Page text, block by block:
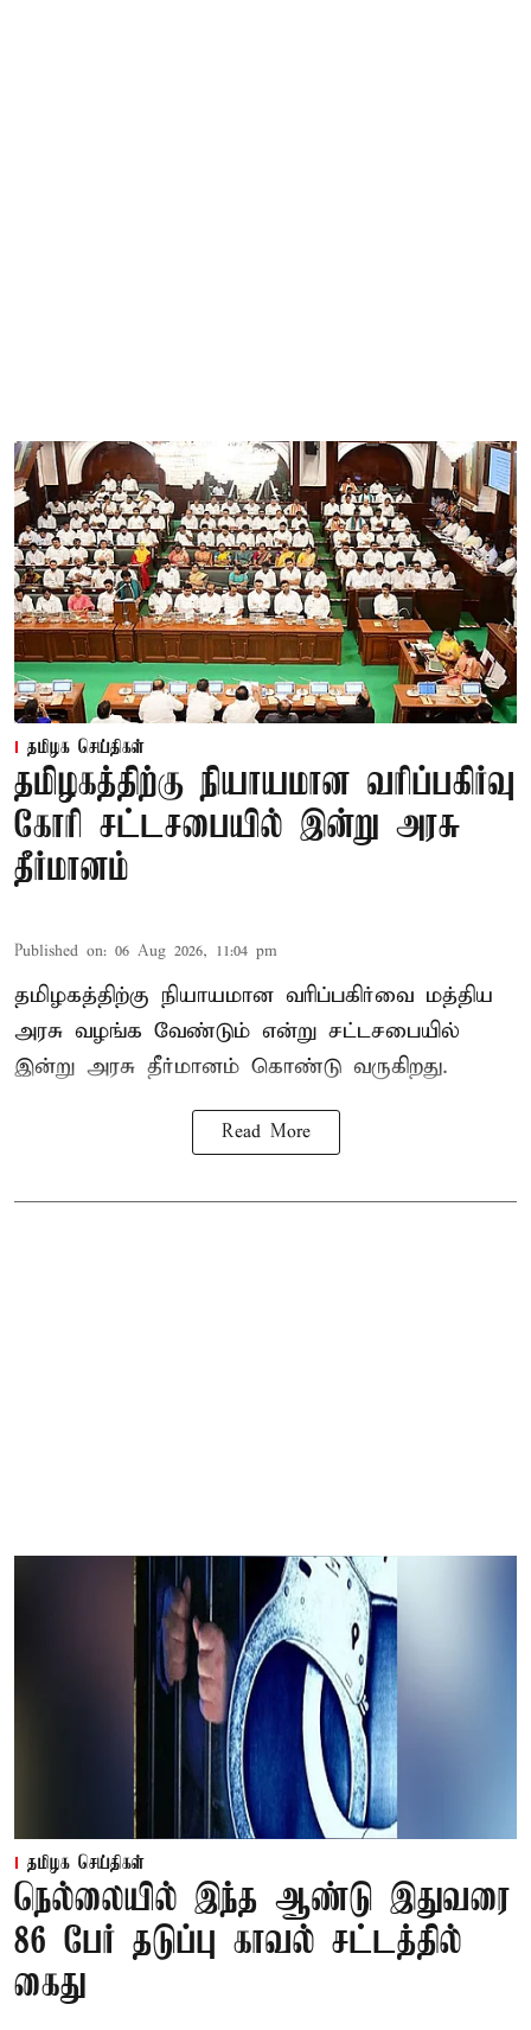
தமிழக செய்திகள்
தமிழகத்திற்கு நியாயமான வரிப்பகிர்வு
கோரி சட்டசபையில் இன்று அரசு
தீர்மானம்
Published on: 06 Aug 2026, 11:04 pm
தமிழகத்திற்கு நியாயமான வரிப்பகிர்வை மத்திய
அரசு வழங்க வேண்டும் என்று சட்டசபையில்
இன்று அரசு தீர்மானம் கொண்டு வருகிறது.
Read More
தமிழக செய்திகள்
நெல்லையில் இந்த ஆண்டு இதுவரை
86 பேர் தடுப்பு காவல் சட்டத்தில்
கைது